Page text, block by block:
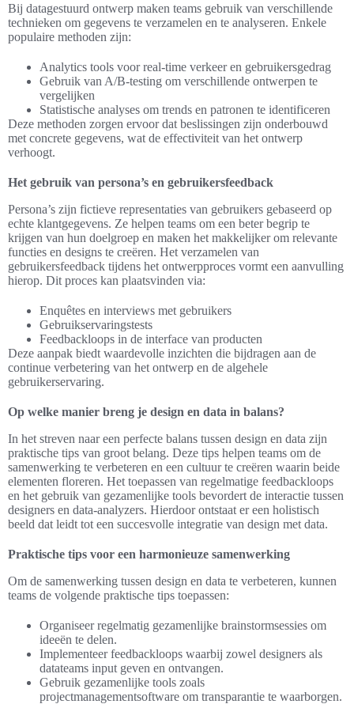
Bij datagestuurd ontwerp maken teams gebruik van verschillende
technieken om gegevens te verzamelen en te analyseren. Enkele
populaire methoden zijn:
Analytics tools voor real-time verkeer en gebruikersgedrag
Gebruik van A/B-testing om verschillende ontwerpen te
vergelijken
Statistische analyses om trends en patronen te identificeren
Deze methoden zorgen ervoor dat beslissingen zijn onderbouwd
met concrete gegevens, wat de effectiviteit van het ontwerp
verhoogt.
Het gebruik van persona’s en gebruikersfeedback
Persona’s zijn fictieve representaties van gebruikers gebaseerd op
echte klantgegevens. Ze helpen teams om een beter begrip te
krijgen van hun doelgroep en maken het makkelijker om relevante
functies en designs te creëren. Het verzamelen van
gebruikersfeedback tijdens het ontwerpproces vormt een aanvulling
hierop. Dit proces kan plaatsvinden via:
Enquêtes en interviews met gebruikers
Gebruikservaringstests
Feedbackloops in de interface van producten
Deze aanpak biedt waardevolle inzichten die bijdragen aan de
continue verbetering van het ontwerp en de algehele
gebruikerservaring.
Op welke manier breng je design en data in balans?
In het streven naar een perfecte balans tussen design en data zijn
praktische tips van groot belang. Deze tips helpen teams om de
samenwerking te verbeteren en een cultuur te creëren waarin beide
elementen floreren. Het toepassen van regelmatige feedbackloops
en het gebruik van gezamenlijke tools bevordert de interactie tussen
designers en data-analyzers. Hierdoor ontstaat er een holistisch
beeld dat leidt tot een succesvolle integratie van design met data.
Praktische tips voor een harmonieuze samenwerking
Om de samenwerking tussen design en data te verbeteren, kunnen
teams de volgende praktische tips toepassen:
Organiseer regelmatig gezamenlijke brainstormsessies om
ideeën te delen.
Implementeer feedbackloops waarbij zowel designers als
datateams input geven en ontvangen.
Gebruik gezamenlijke tools zoals
projectmanagementsoftware om transparantie te waarborgen.